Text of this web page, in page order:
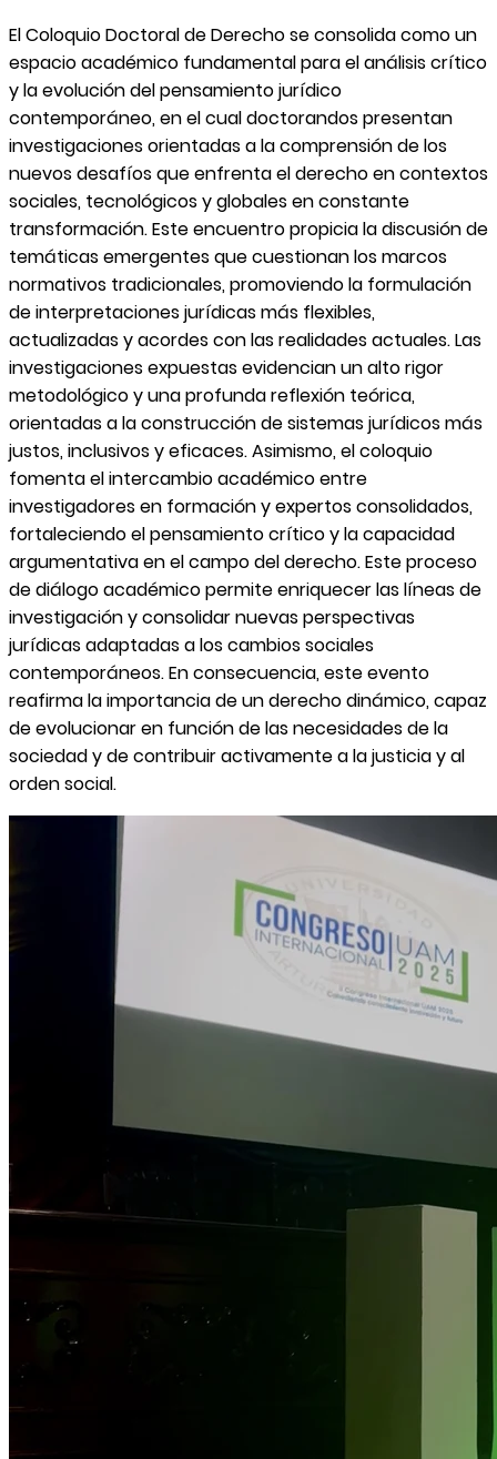
El Coloquio Doctoral de Derecho se consolida como un
espacio académico fundamental para el análisis crítico
y la evolución del pensamiento jurídico
contemporáneo, en el cual doctorandos presentan
investigaciones orientadas a la comprensión de los
nuevos desafíos que enfrenta el derecho en contextos
sociales, tecnológicos y globales en constante
transformación. Este encuentro propicia la discusión de
temáticas emergentes que cuestionan los marcos
normativos tradicionales, promoviendo la formulación
de interpretaciones jurídicas más flexibles,
actualizadas y acordes con las realidades actuales. Las
investigaciones expuestas evidencian un alto rigor
metodológico y una profunda reflexión teórica,
orientadas a la construcción de sistemas jurídicos más
justos, inclusivos y eficaces. Asimismo, el coloquio
fomenta el intercambio académico entre
investigadores en formación y expertos consolidados,
fortaleciendo el pensamiento crítico y la capacidad
argumentativa en el campo del derecho. Este proceso
de diálogo académico permite enriquecer las líneas de
investigación y consolidar nuevas perspectivas
jurídicas adaptadas a los cambios sociales
contemporáneos. En consecuencia, este evento
reafirma la importancia de un derecho dinámico, capaz
de evolucionar en función de las necesidades de la
sociedad y de contribuir activamente a la justicia y al
orden social.